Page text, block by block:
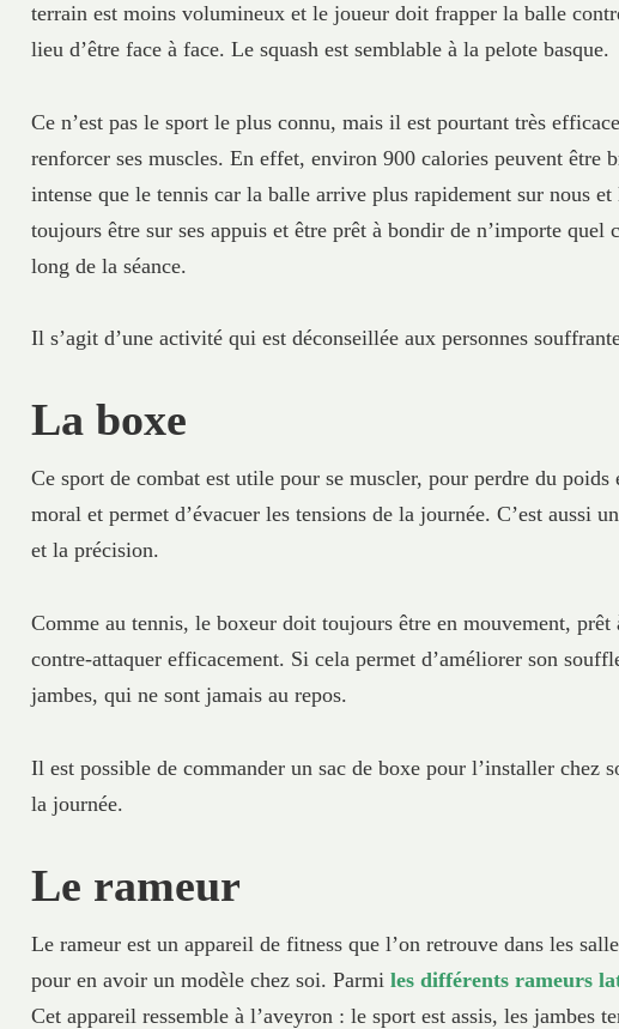
terrain est moins volumineux et le joueur doit frapper la balle
lieu d’être face à face. Le squash est semblable à la pelote basque.
Ce n’est pas le sport le plus connu, mais il est pourtant très
renforcer ses muscles. En effet, environ 900 calories peuvent être
intense que le tennis car la balle arrive plus rapidement sur nous
toujours être sur ses appuis et être prêt à bondir de n’importe
long de la séance.
Il s’agit d’une activité qui est déconseillée aux personnes
La boxe
Ce sport de combat est utile pour se muscler, pour perdre du
moral et permet d’évacuer les tensions de la journée. C’est aussi
et la précision.
Comme au tennis, le boxeur doit toujours être en mouvement,
contre-attaquer efficacement. Si cela permet d’améliorer son
jambes, qui ne sont jamais au repos.
Il est possible de commander un sac de boxe pour l’installer
la journée.
Le rameur
Le rameur est un appareil de fitness que l’on retrouve dans les
pour en avoir un modèle chez soi. Parmiles différents rameurs
Cet appareil ressemble à l’aveyron : le sport est assis, les jambes